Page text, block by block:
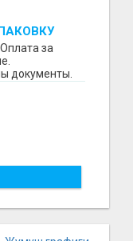
за
документы.